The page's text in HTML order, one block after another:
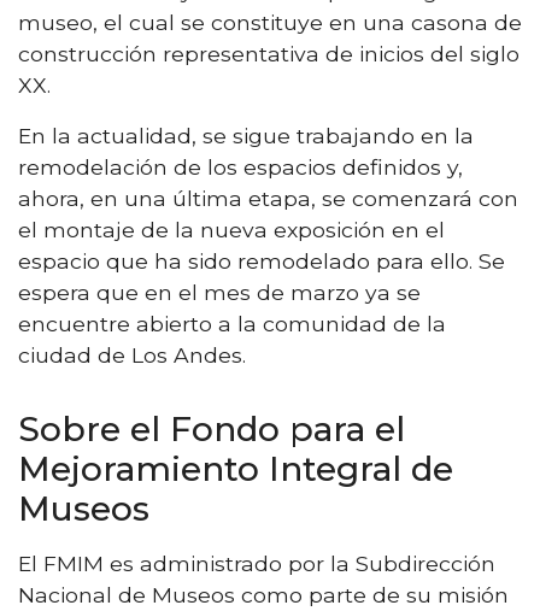
museo, el cual se constituye en una casona de
construcción representativa de inicios del siglo
XX.
En la actualidad, se sigue trabajando en la
remodelación de los espacios definidos y,
ahora, en una última etapa, se comenzará con
el montaje de la nueva exposición en el
espacio que ha sido remodelado para ello. Se
espera que en el mes de marzo ya se
encuentre abierto a la comunidad de la
ciudad de Los Andes.
Sobre el Fondo para el
Mejoramiento Integral de
Museos
El FMIM es administrado por la Subdirección
Nacional de Museos como parte de su misión